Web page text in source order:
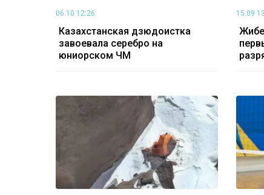
06.10 12:26
Казахстанская дзюдоистка
завоевала серебро на
юниорском ЧМ
15.09